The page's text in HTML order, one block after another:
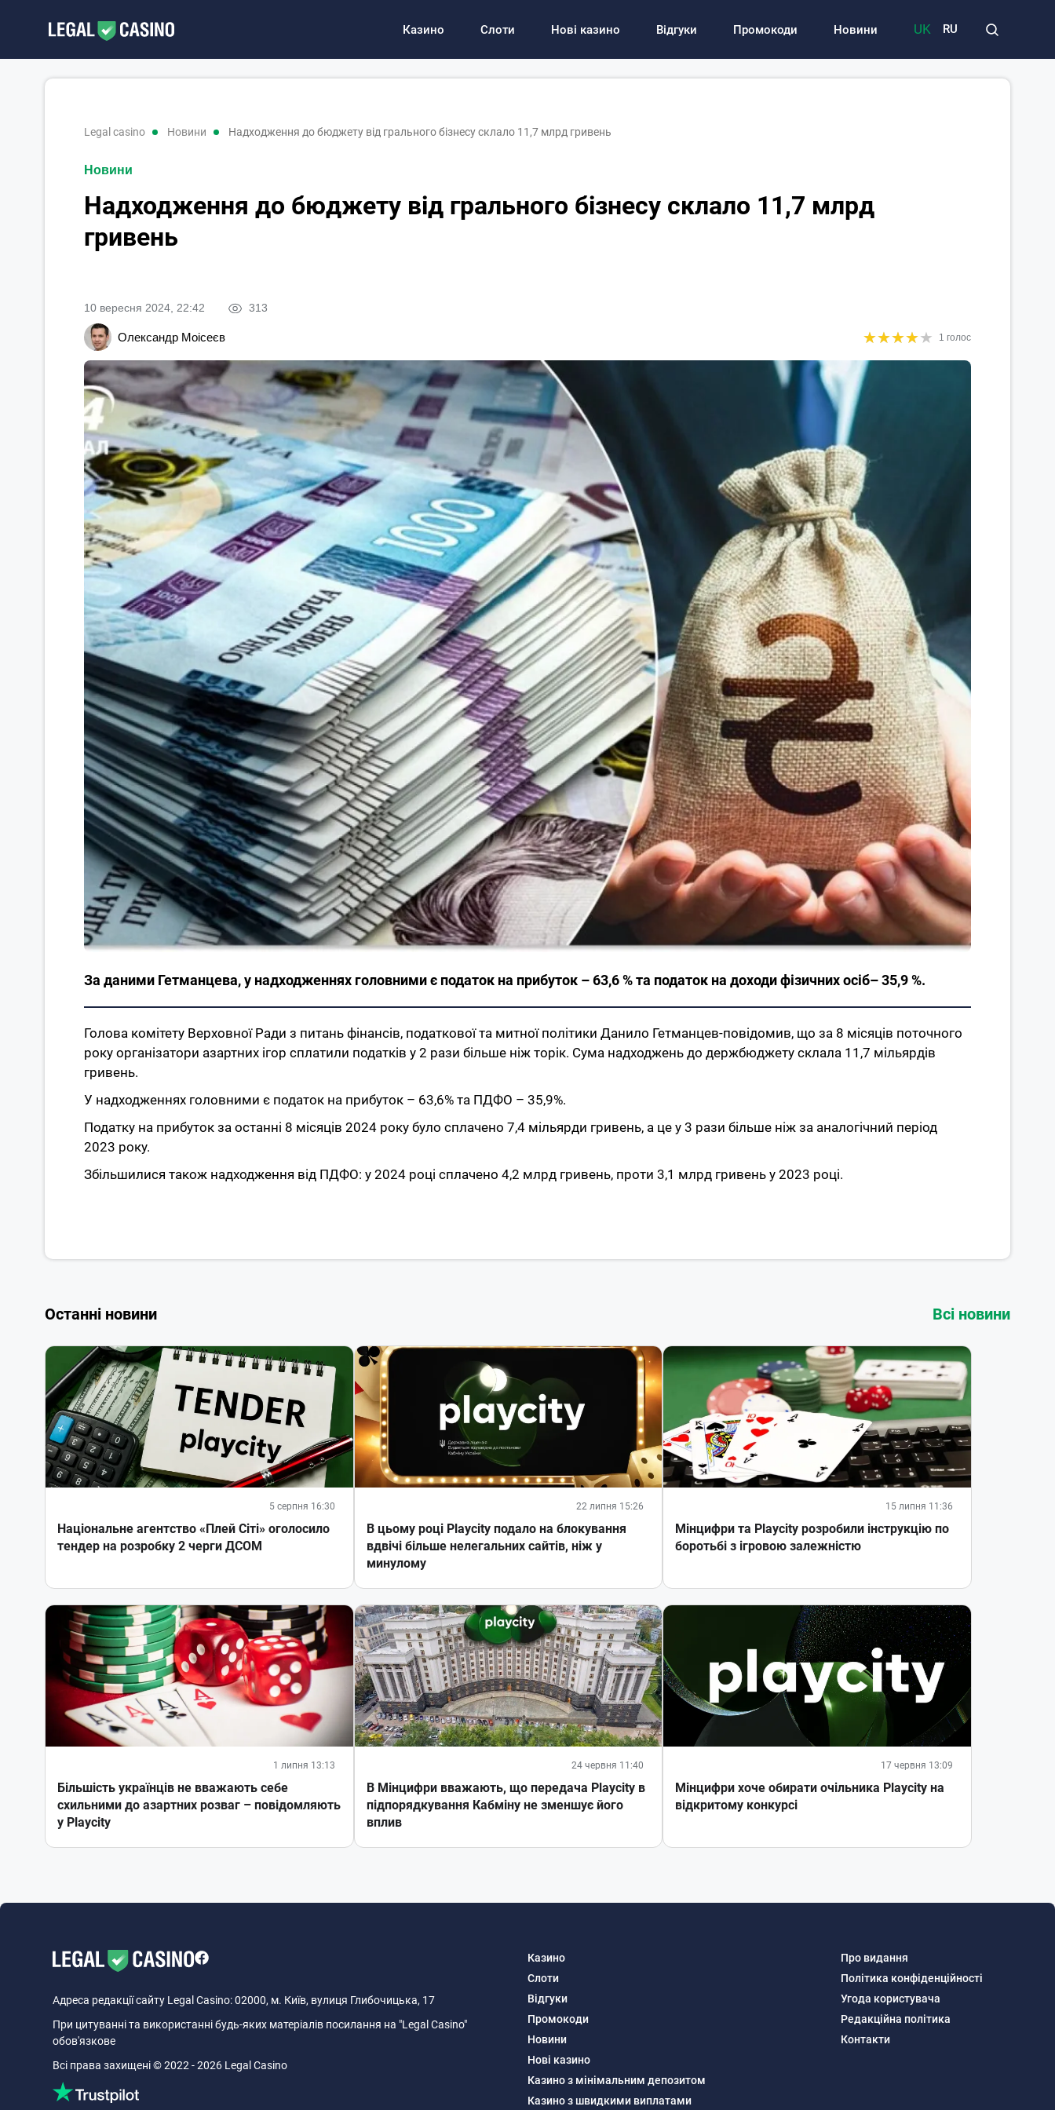
Казино Слоти Нові казино Відгуки Промокоди Новини UK RU
legal casino новини Надходження до бюджету від грального бізнесу склало 11,7 млрд гривень
Новини
Надходження до бюджету від грального бізнесу склало 11,7 млрд
гривень
10 вересня 2024, 22:42 313
Олександр Моісеєв ★★★★★
★★★★★ 1 голос
За даними Гетманцева, у надходженнях головними є податок на прибуток – 63,6 % та податок на доходи фізичних осіб– 35,9 %.
Голова комітету Верховної Ради з питань фінансів, податкової та митної політики Данило Гетманцев-повідомив, що за 8 місяців поточного
року організатори азартних ігор сплатили податків у 2 рази більше ніж торік. Сума надходжень до держбюджету склала 11,7 мільярдів
гривень.
У надходженнях головними є податок на прибуток – 63,6% та ПДФО – 35,9%.
Податку на прибуток за останні 8 місяців 2024 року було сплачено 7,4 мільярди гривень, а це у 3 рази більше ніж за аналогічний період
2023 року.
Збільшилися також надходження від ПДФО: у 2024 році сплачено 4,2 млрд гривень, проти 3,1 млрд гривень у 2023 році.
Останні новини Всі новини
5 серпня 16:30
Національне агентство «Плей Сіті» оголосило
тендер на розробку 2 черги ДСОМ
22 липня 15:26
В цьому році Playcity подало на блокування
вдвічі більше нелегальних сайтів, ніж у
минулому
15 липня 11:36
Мінцифри та Playcity розробили інструкцію по
боротьбі з ігровою залежністю
1 липня 13:13
Більшість українців не вважають себе
схильними до азартних розваг – повідомляють
у Playcity
24 червня 11:40
В Мінцифри вважають, що передача Playcity в
підпорядкування Кабміну не зменшує його
вплив
17 червня 13:09
Мінцифри хоче обирати очільника Playcity на
відкритому конкурсі
Адреса редакції сайту Legal Casino: 02000, м. Київ, вулиця Глибочицька, 17
При цитуванні та використанні будь-яких матеріалів посилання на "Legal Casino"
обов'язкове
Всі права захищені © 2022 - 2026 Legal Casino
Казино
Слоти
Відгуки
Промокоди
Новини
Нові казино
Казино з мінімальним депозитом
Казино з швидкими виплатами
Про видання
Політика конфіденційності
Угода користувача
Редакційна політика
Контакти